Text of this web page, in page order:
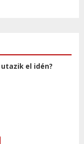
el idén?